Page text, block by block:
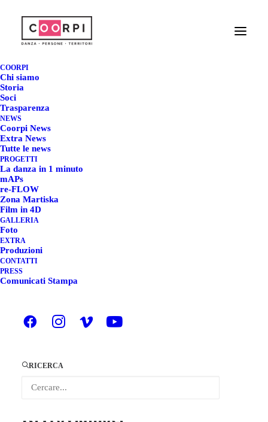
COORPI
Chi siamo
Storia
Soci
Trasparenza
NEWS
Coorpi News
Extra News
Tutte le news
PROGETTI
La danza in 1 minuto
mAPs
re-FLOW
Zona Martiska
Film in 4D
GALLERIA
Foto
EXTRA
Produzioni
CONTATTI
PRESS
Comunicati Stampa
RICERCA
16 GIUGNO 2020
RiTroviamoci
Laboratorio di danza movimento creativo –
espressivo
SABATO 20 giugno 2020 – h 16.00-17.30
Torino
RiTroviamoci